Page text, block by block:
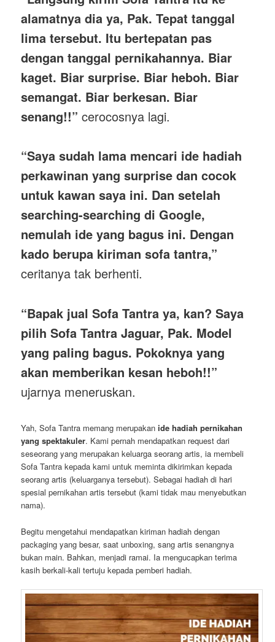
alamatnya dia ya, Pak. Tepat tanggal
lima tersebut. Itu bertepatan pas
dengan tanggal pernikahannya. Biar
kaget. Biar surprise. Biar heboh. Biar
semangat. Biar berkesan. Biar
senang!!” cerocosnya lagi.
“Saya sudah lama mencari ide hadiah
perkawinan yang surprise dan cocok
untuk kawan saya ini. Dan setelah
searching-searching di Google,
nemulah ide yang bagus ini. Dengan
kado berupa kiriman sofa tantra,”
ceritanya tak berhenti.
“Bapak jual Sofa Tantra ya, kan? Saya
pilih Sofa Tantra Jaguar, Pak. Model
yang paling bagus. Pokoknya yang
akan memberikan kesan heboh!!”
ujarnya meneruskan.
Yah, Sofa Tantra memang merupakanide hadiah pernikahan
yang spektakuler. Kami pernah mendapatkan request dari
seseorang yang merupakan keluarga seorang artis, ia membeli
Sofa Tantra kepada kami untuk meminta dikirimkan kepada
seorang artis (keluarganya tersebut). Sebagai hadiah di hari
spesial pernikahan artis tersebut (kami tidak mau menyebutkan
nama).
Begitu mengetahui mendapatkan kiriman hadiah dengan
packaging yang besar, saat unboxing, sang artis senangnya
bukan main. Bahkan, menjadi ramai. Ia mengucapkan terima
kasih berkali-kali tertuju kepada pemberi hadiah.